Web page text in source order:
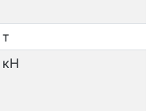
кН